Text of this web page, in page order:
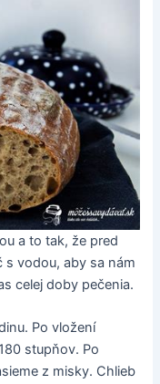
a to tak, že pred
s vodou, aby sa nám
celej doby pečenia.
Po vložení
stupňov. Po
z misky. Chlieb